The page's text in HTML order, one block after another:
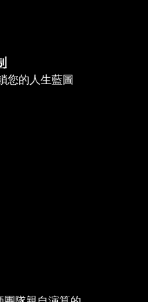
您的人生藍圖